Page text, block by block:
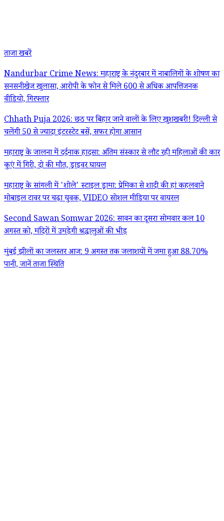
ताजा खबरें
Nandurbar Crime News: महाराष्ट्र के नंदुरबार में नाबालिगों के शोषण का
सनसनीखेज खुलासा, आरोपी के फोन से मिले 600 से अधिक आपत्तिजनक
वीडियो, गिरफ्तार
Chhath Puja 2026: छठ पर बिहार जाने वालों के लिए खुशखबरी! दिल्ली से
चलेंगी 50 से ज्यादा इंटरस्टेट बसें, सफर होगा आसान
महाराष्ट्र के जालना में दर्दनाक हादसा: अंतिम संस्कार से लौट रही महिलाओं की कार
कुएं में गिरी, दो की मौत, ड्राइवर घायल
महाराष्ट्र के सांगली में 'शोले' स्टाइल ड्रामा: प्रेमिका से शादी की हां कहलवाने
मोबाइल टावर पर चढ़ा युवक, VIDEO सोशल मीडिया पर वायरल
Second Sawan Somwar 2026: सावन का दूसरा सोमवार कल 10
अगस्त को, मंदिरों में उमड़ेगी श्रद्धालुओं की भीड़
मुंबई झीलों का जलस्तर आज: 9 अगस्त तक जलाशयों में जमा हुआ 88.70%
पानी, जानें ताजा स्थिति